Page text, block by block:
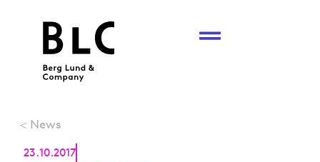
< News
23.10.2017